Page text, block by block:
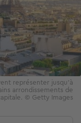
représenter jusqu’à
arrondissements de
© Getty Images